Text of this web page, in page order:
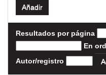
Resultados por página
En
Autor/registro